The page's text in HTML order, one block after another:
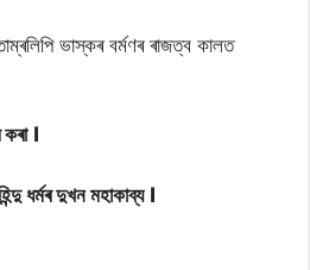
ভাস্কৰ বৰ্মণৰ ৰাজত্ব কালত
।
ধৰ্মৰ দুখন মহাকাব্য ।